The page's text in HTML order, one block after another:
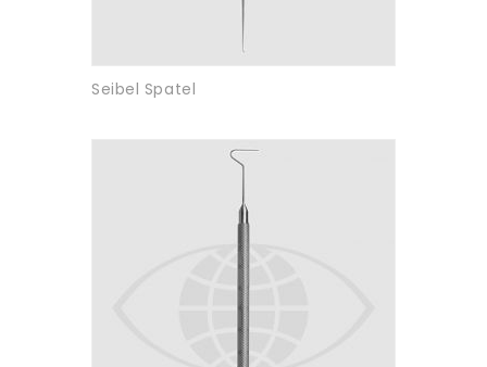
Seibel Spatel